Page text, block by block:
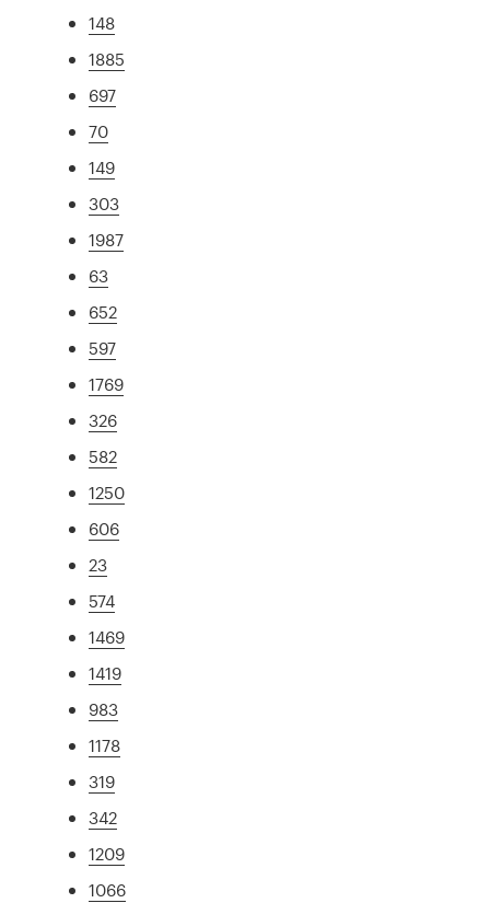
148
1885
697
70
149
303
1987
63
652
597
1769
326
582
1250
606
23
574
1469
1419
983
1178
319
342
1209
1066